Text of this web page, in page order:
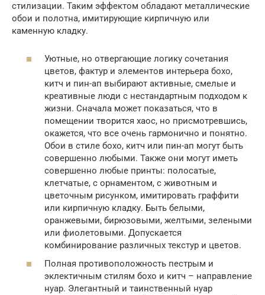
стилизации. Таким эффектом обладают металлические
обои и полотна, имитирующие кирпичную или
каменную кладку.
Уютные, но отвергающие логику сочетания
цветов, фактур и элементов интерьера бохо,
китч и пин-ап выбирают активные, смелые и
креативные люди с нестандартным подходом к
жизни. Сначала может показаться, что в
помещении творится хаос, но присмотревшись,
окажется, что все очень гармонично и понятно.
Обои в стиле бохо, китч или пин-ап могут быть
совершенно любыми. Также они могут иметь
совершенно любые принты: полосатые,
клетчатые, с орнаментом, с животным и
цветочным рисунком, имитировать граффити
или кирпичную кладку. Быть белыми,
оранжевыми, бирюзовыми, желтыми, зелеными
или фиолетовыми. Допускается
комбинирование различных текстур и цветов.
Полная противоположность пестрым и
эклектичным стилям бохо и китч – направление
нуар. Элегантный и таинственный нуар